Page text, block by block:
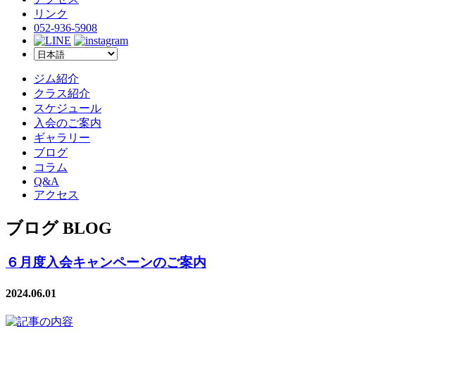
リンク
052-936-5908
ジム紹介
クラス紹介
スケジュール
入会のご案内
ギャラリー
ブログ
コラム
Q&A
アクセス
ブログ BLOG
６月度入会キャンペーンのご案内
2024.06.01